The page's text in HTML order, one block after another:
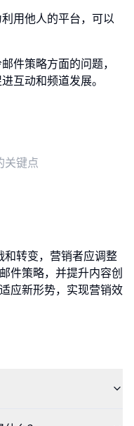
用他人的平台，可以
件策略方面的问题，
互动和频道发展。
关键点
转变，营销者应调整
件策略，并提升内容创
应新形势，实现营销效